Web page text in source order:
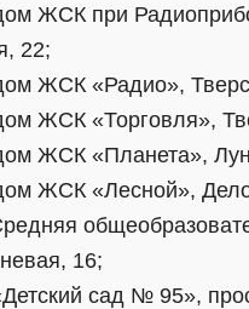
ЖСК при
22;
ЖСК «Радио»,
ЖСК «Торговля»,
ЖСК «Планета»,
ЖСК «Лесной»,
16;
сад № 95»,